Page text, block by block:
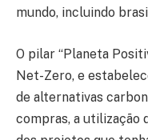
mundo, incluindo
O pilar “Planeta
Net-Zero, e
de alternativas
compras, a utilização